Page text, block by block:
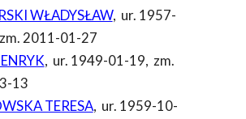
WŁADYSŁAW, ur. 1957-
zm. 2011-01-27
, ur. 1949-01-19, zm.
13
TERESA, ur. 1959-10-